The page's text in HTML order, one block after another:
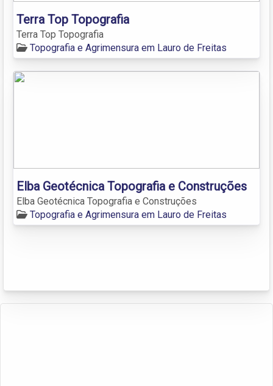
Terra Top Topografia
Terra Top Topografia
Topografia e Agrimensura em Lauro de Freitas
Elba Geotécnica Topografia e Construções
Elba Geotécnica Topografia e Construções
Topografia e Agrimensura em Lauro de Freitas